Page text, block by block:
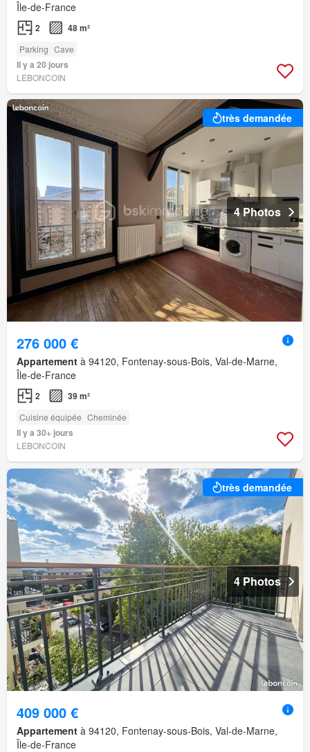
Île-de-France
2 48 m²
Parking Cave
Il y a 20 jours
LEBONCOIN
très demandée
4 Photos
276 000 €
Appartement à 94120, Fontenay-sous-Bois, Val-de-Marne,
Île-de-France
2 39 m²
Cuisine équipée Cheminée
Il y a 30+ jours
LEBONCOIN
très demandée
4 Photos
409 000 €
Appartement à 94120, Fontenay-sous-Bois, Val-de-Marne,
Île-de-France